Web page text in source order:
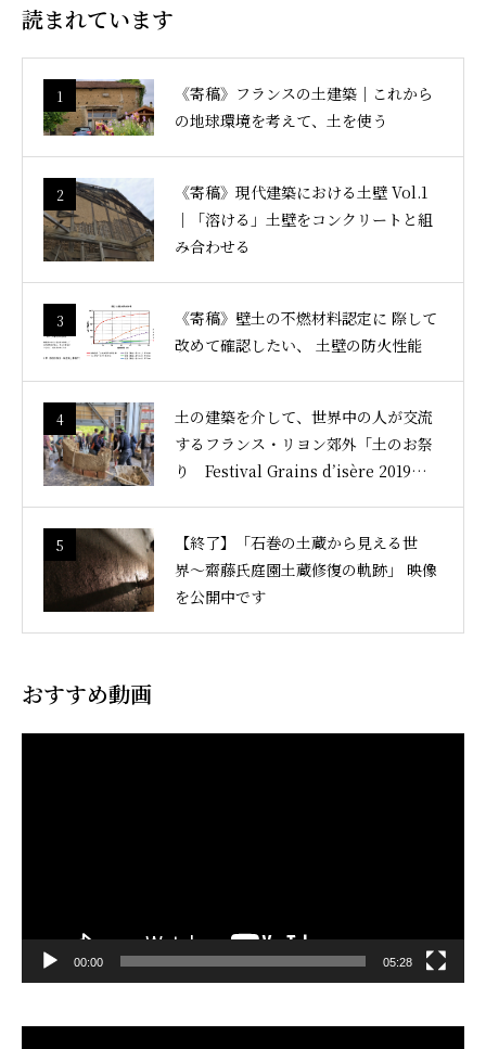
読まれています
1
《寄稿》フランスの土建築｜これから
の地球環境を考えて、土を使う
2
《寄稿》現代建築における土壁 Vol.1
｜「溶ける」土壁をコンクリートと組
み合わせる
3
《寄稿》壁土の不燃材料認定に 際して
改めて確認したい、 土壁の防火性能
4
土の建築を介して、世界中の人が交流
するフランス・リヨン郊外「土のお祭
り Festival Grains d’isère 2019」レ
5
【終了】「石巻の土蔵から見える世
界〜齋藤氏庭園土蔵修復の軌跡」 映像
を公開中です
おすすめ動画
00:00 05:28